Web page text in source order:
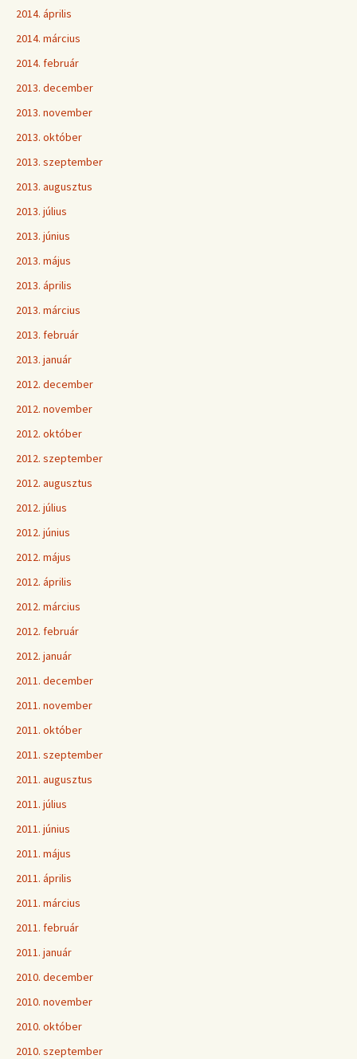
2014. április
2014. március
2014. február
2013. december
2013. november
2013. október
2013. szeptember
2013. augusztus
2013. július
2013. június
2013. május
2013. április
2013. március
2013. február
2013. január
2012. december
2012. november
2012. október
2012. szeptember
2012. augusztus
2012. július
2012. június
2012. május
2012. április
2012. március
2012. február
2012. január
2011. december
2011. november
2011. október
2011. szeptember
2011. augusztus
2011. július
2011. június
2011. május
2011. április
2011. március
2011. február
2011. január
2010. december
2010. november
2010. október
2010. szeptember